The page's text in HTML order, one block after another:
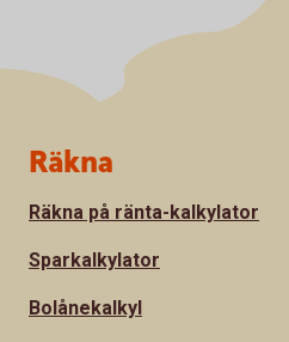
Sidfot
Räkna
Räkna på ränta-kalkylator
Sparkalkylator
Bolånekalkyl